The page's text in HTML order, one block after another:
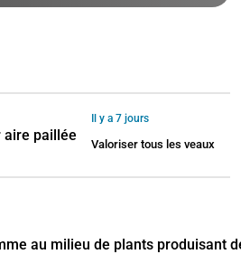
Il y a 7 jours
Valoriser tous les veaux